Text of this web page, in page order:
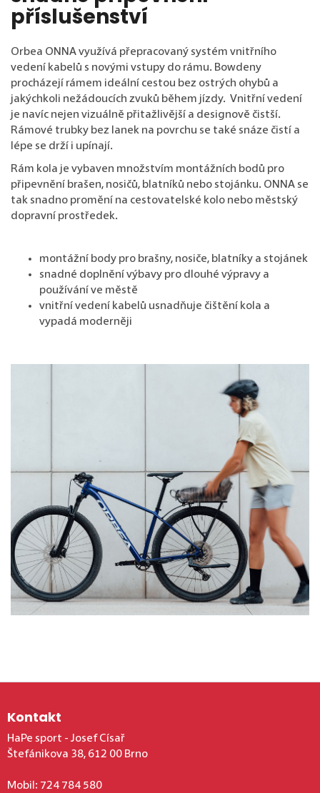
příslušenství
Orbea ONNA využívá přepracovaný systém vnitřního
vedení kabelů s novými vstupy do rámu. Bowdeny
procházejí rámem ideální cestou bez ostrých ohybů a
jakýchkoli nežádoucích zvuků během jízdy. Vnitřní vedení
je navíc nejen vizuálně přitažlivější a designově čistší.
Rámové trubky bez lanek na povrchu se také snáze čistí a
lépe se drží i upínají.
Rám kola je vybaven množstvím montážních bodů pro
připevnění brašen, nosičů, blatníků nebo stojánku. ONNA se
tak snadno promění na cestovatelské kolo nebo městský
dopravní prostředek.
montážní body pro brašny, nosiče, blatníky a stojánek
snadné doplnění výbavy pro dlouhé výpravy a
používání ve městě
vnitřní vedení kabelů usnadňuje čištění kola a
vypadá moderněji
Kontakt
HaPe sport - Josef Císař
Štefánikova 38, 612 00 Brno
Mobil: 724 784 580